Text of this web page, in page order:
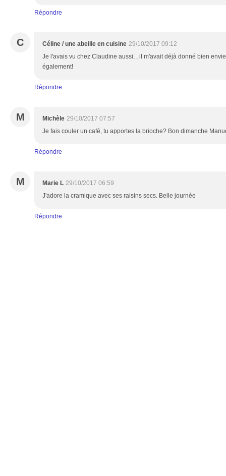
Répondre
C Céline / une abeille en cuisine 29/10/2017 09:12
Je l'avais vu chez Claudine aussi, , il m'avait déjà donné bien
également!
Répondre
M Michèle 29/10/2017 07:57
Je fais couler un café, tu apportes la brioche? Bon dimanche
Répondre
M Marie L 29/10/2017 06:59
J'adore la cramique avec ses raisins secs. Belle journée
Répondre